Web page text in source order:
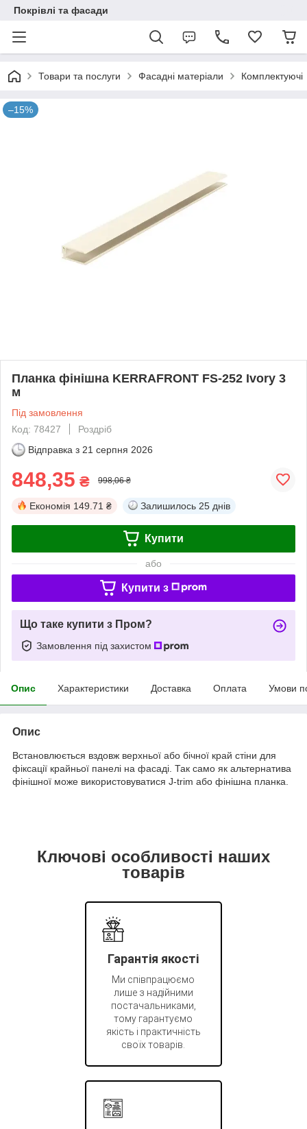
Покрівлі та фасади
Товари та послуги Фасадні матеріали Комплектуючі
–15%
Планка фінішна KERRAFRONT FS-252 Ivory 3
м
Під замовлення
Код: 78427
Роздріб
Відправка з 21 серпня 2026
848,35 ₴ 998,06 ₴
Економія 149.71 ₴ Залишилось 25 днів
Купити
або
Купити з
Що таке купити з Пром?
Замовлення під захистом
Опис Характеристики Доставка Оплата Умови
Опис
Встановлюється вздовж верхньої або бічної край стіни для
фіксації крайньої панелі на фасаді. Так само як альтернатива
фінішної може використовуватися J-trim або фінішна планка.
Ключові особливості наших
товарів
Гарантія якості
Ми співпрацюємо
лише з надійними
постачальниками,
тому гарантуємо
якість і практичність
своїх товарів.